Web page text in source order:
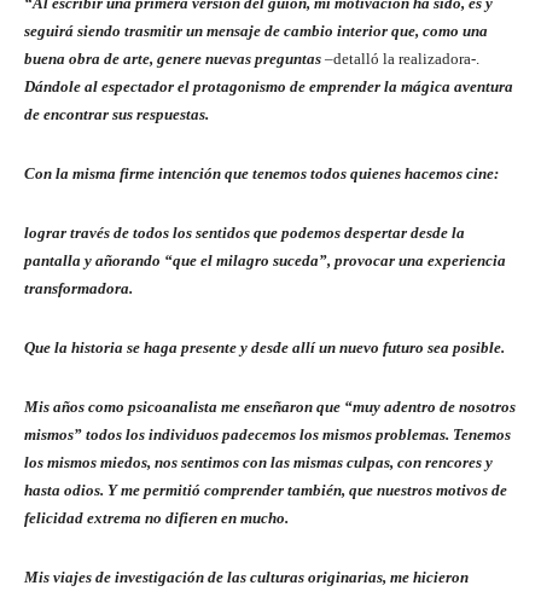
seguirá siendo trasmitir un mensaje de cambio interior que, como una
buena obra de arte, genere nuevas preguntas –detalló la realizadora-.
Dándole al espectador el protagonismo de emprender la mágica aventura
de encontrar sus respuestas.
Con la misma firme intención que tenemos todos quienes hacemos cine:
lograr través de todos los sentidos que podemos despertar desde la
pantalla y añorando “que el milagro suceda”, provocar una experiencia
transformadora.
Que la historia se haga presente y desde allí un nuevo futuro sea posible.
Mis años como psicoanalista me enseñaron que “muy adentro de nosotros
mismos” todos los individuos padecemos los mismos problemas. Tenemos
los mismos miedos, nos sentimos con las mismas culpas, con rencores y
hasta odios. Y me permitió comprender también, que nuestros motivos de
felicidad extrema no difieren en mucho.
Mis viajes de investigación de las culturas originarias, me hicieron